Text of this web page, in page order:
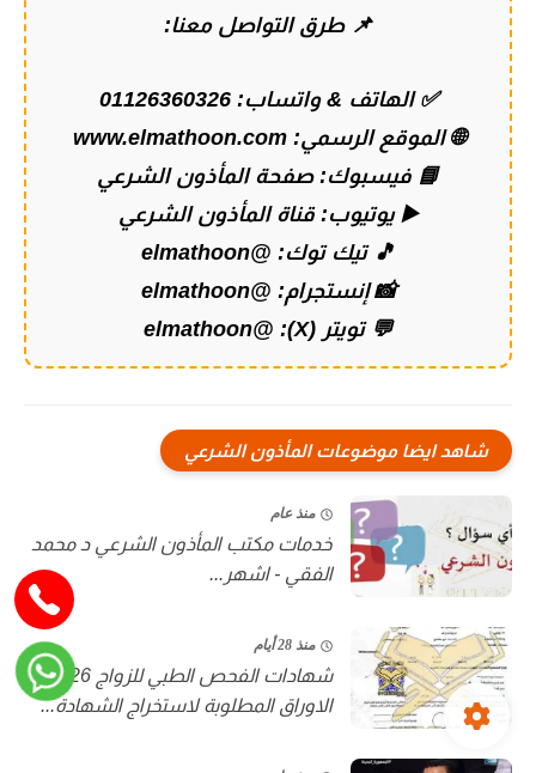
📌 طرق التواصل معنا:
✅ الهاتف & واتساب:01126360326
🌐 الموقع الرسمي:www.elmathoon.com
📘 فيسبوك:صفحة المأذون الشرعي
▶️ يوتيوب:قناة المأذون الشرعي
🎵 تيك توك: @elmathoon
📸 إنستجرام: @elmathoon
💬 تويتر (X):
@elmathoon
شاهد ايضا موضوعات المأذون الشرعي
منذ عام
خدمات مكتب المأذون الشرعي د محمد
الفقي - اشهر...
منذ 28 أيام
شهادات الفحص الطبي للزواج 2026 .
الاوراق المطلوبة لاستخراج الشهادة...